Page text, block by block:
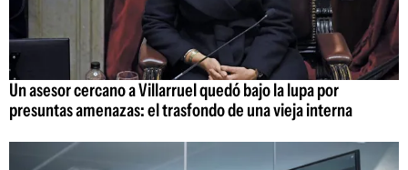
Un asesor cercano a Villarruel quedó bajo la lupa por
presuntas amenazas: el trasfondo de una vieja interna